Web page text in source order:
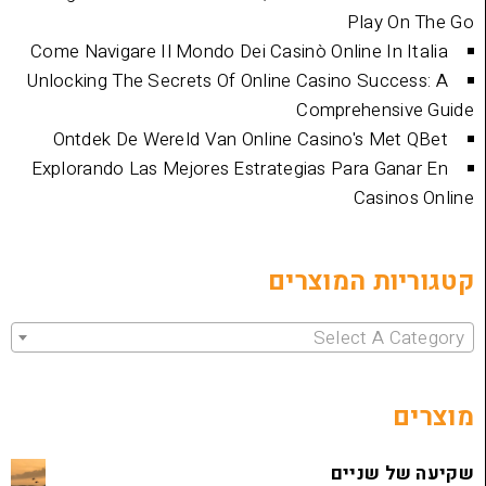
Come Navigare Il Mondo Dei Casinò
Unlocking The Secrets Of Online Casino
Ontdek De Wereld Van Online Casino's
Explorando Las Mejores Estrategias Para
המוצרים
Select